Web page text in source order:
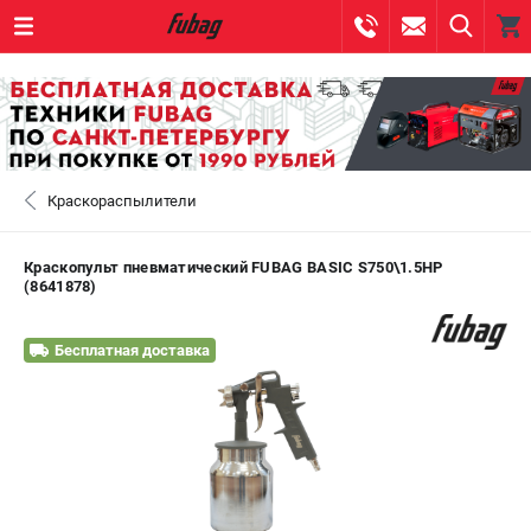
ВХОД ИЛИ РЕГИСТРАЦИЯ
+7 (8112) 59-10-67 - ЗАКАЗ ЗАПЧАСТЕЙ
+7 (812) 317-60-57
САНКТ-ПЕТЕРБУРГ
0 ₽
Краскораспылители
Краскопульт пневматический FUBAG BASIC S750\1.5HP
(8641878)
Бесплатная доставка